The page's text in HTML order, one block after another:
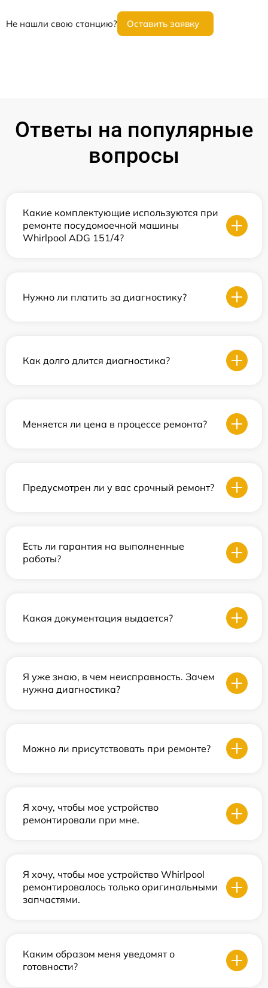
Не нашли свою станцию? Оставить заявку
Ответы на популярные
вопросы
Какие комплектующие используются при
ремонте посудомоечной машины
Whirlpool ADG 151/4?
Нужно ли платить за диагностику?
Как долго длится диагностика?
Меняется ли цена в процессе ремонта?
Предусмотрен ли у вас срочный ремонт?
Есть ли гарантия на выполненные
работы?
Какая документация выдается?
Я уже знаю, в чем неисправность. Зачем
нужна диагностика?
Можно ли присутствовать при ремонте?
Я хочу, чтобы мое устройство
ремонтировали при мне.
Я хочу, чтобы мое устройство Whirlpool
ремонтировалось только оригинальными
запчастями.
Каким образом меня уведомят о
готовности?